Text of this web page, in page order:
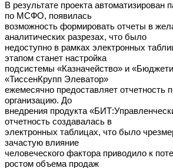
В результате проекта автоматизирован
по МСФО, появилась
возможность формировать отчеты в
аналитических разрезах, что было
недоступно в рамках электронных
этапом станет настройка
подсистемы «Казначейство» и
«ТиссенКрупп Элеватор»
ежемесячно предоставляет
организацию. До
внедрения продукта
отчетность создавалась в
электронных таблицах, что было
зачастую влияние
человеческого фактора приводило к
ростом объема продаж